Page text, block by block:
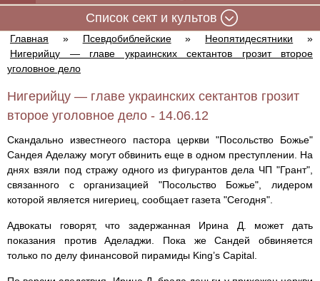
Cписок сект и культов
Главная » Псевдобиблейские » Неопятидесятники
»
Нигерийцу — главе украинских сектантов грозит второе
уголовное дело
Нигерийцу — главе украинских сектантов грозит
второе уголовное дело - 14.06.12
Скандально известнеого пастора церкви "Посольство Божье"
Сандея Аделажу могут обвинить еще в одном преступлении. На
днях взяли под стражу одного из фигурантов дела ЧП "Грант",
связанного с организацией "Посольство Божье", лидером
которой является нигериец, сообщает газета "Сегодня".
Адвокаты говорят, что задержанная Ирина Д. может дать
показания против Аделаджи. Пока же Сандей обвиняется
только по делу финансовой пирамиды King’s Capital.